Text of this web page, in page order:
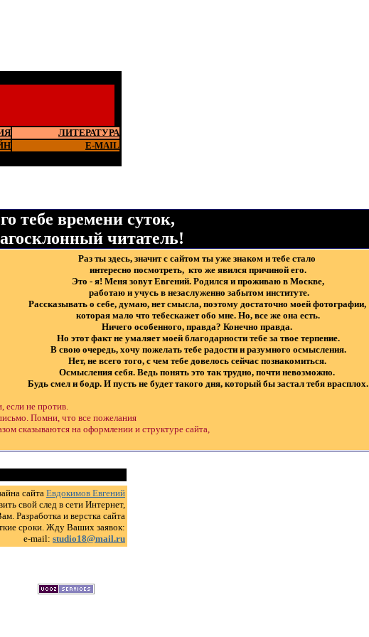
ЛИТЕРАТУРА
Е-MAIL
тебе времени суток,
читатель!
Раз ты здесь, значит с сайтом ты уже знаком и тебе стало
интересно посмотреть, кто же явился причиной его.
Это - я! Меня зовут Евгений. Родился и проживаю в Москве,
работаю и учусь в незаслуженно забытом институте.
Рассказывать о себе, думаю, нет смысла, поэтому достаточно моей фотографии,
которая мало что тебескажет обо мне. Но, все же она есть.
Ничего особенного, правда? Конечно правда.
Но этот факт не умаляет моей благодарности тебе за твое терпение.
В свою очередь, хочу пожелать тебе радости и разумного осмысления.
Нет, не всего того, с чем тебе довелось сейчас познакомиться.
Осмысления себя. Ведь понять это так трудно, почти невозможно.
Будь смел и бодр. И пусть не будет такого дня, который бы застал тебя врасплох.
если не против.
Помни, что все пожелания
сказываются на оформлении и структуре сайта,
сайта Евдокимов Евгений
свой след в сети Интернет,
Разработка и верстка сайта
сроки. Жду Ваших заявок:
e-mail: studio18@mail.ru